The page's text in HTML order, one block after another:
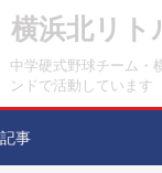
横浜北リト
中学硬式野球チーム・
ンドで活動しています
記事